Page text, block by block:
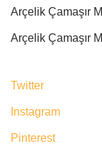
Arçelik Çamaşır
Arçelik Çamaşır
Twitter
Instagram
Pinterest